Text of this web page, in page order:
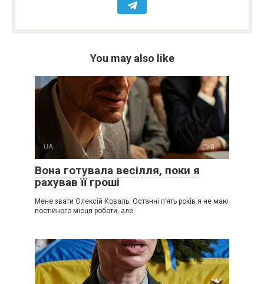
You may also like
UA 0
Вона готувала весілля, поки я
рахував її гроші
Мене звати Олексій Коваль. Останні п’ять років я не маю
постійного місця роботи, але